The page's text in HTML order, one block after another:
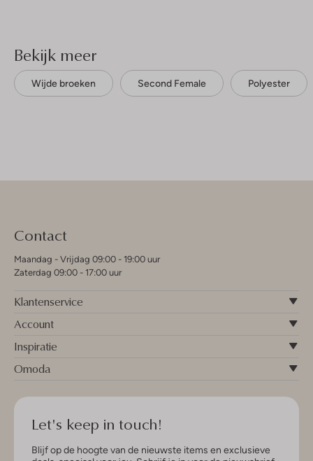
Bekijk meer
Wijde broeken Second Female Polyester
Contact
Maandag - Vrijdag 09:00 - 19:00 uur
Zaterdag 09:00 - 17:00 uur
Klantenservice
Account
Inspiratie
Omoda
Let's keep in touch!
Blijf op de hoogte van de nieuwste items en exclusieve